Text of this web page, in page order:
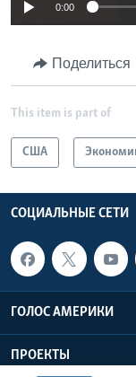
0:00
Поделиться
This item is part of
США
СОЦИАЛЬНЫЕ СЕТИ
ГОЛОС АМЕРИКИ
ПРОЕКТЫ